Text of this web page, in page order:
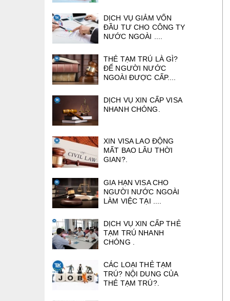
DỊCH VỤ GIẢM VỐN
ĐẦU TƯ CHO CÔNG TY
NƯỚC NGOÀI ....
THẺ TẠM TRÚ LÀ GÌ?
ĐỂ NGƯỜI NƯỚC
NGOÀI ĐƯỢC CẤP....
DỊCH VỤ XIN CẤP VISA
NHANH CHÓNG.
XIN VISA LAO ĐỘNG
MẤT BAO LÂU THỜI
GIAN?.
GIA HẠN VISA CHO
NGƯỜI NƯỚC NGOÀI
LÀM VIỆC TẠI ....
DỊCH VỤ XIN CẤP THẺ
TẠM TRÚ NHANH
CHÓNG .
CÁC LOẠI THẺ TẠM
TRÚ? NỘI DUNG CỦA
THẺ TẠM TRÚ?.